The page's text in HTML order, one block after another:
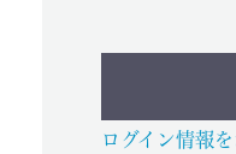
ログイン情報